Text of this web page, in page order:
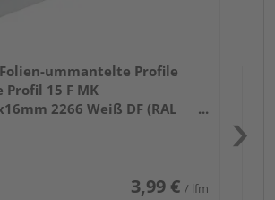
Folien-ummantelte Profile
Profil 15 F MK
2266 Weiß DF (RAL
3,99 € / lfm